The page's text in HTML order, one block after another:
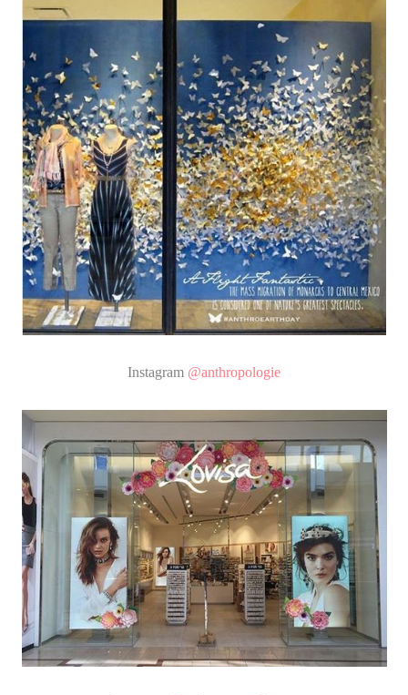
Instagram @anthropologie